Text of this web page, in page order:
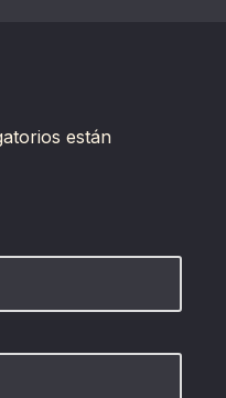
están